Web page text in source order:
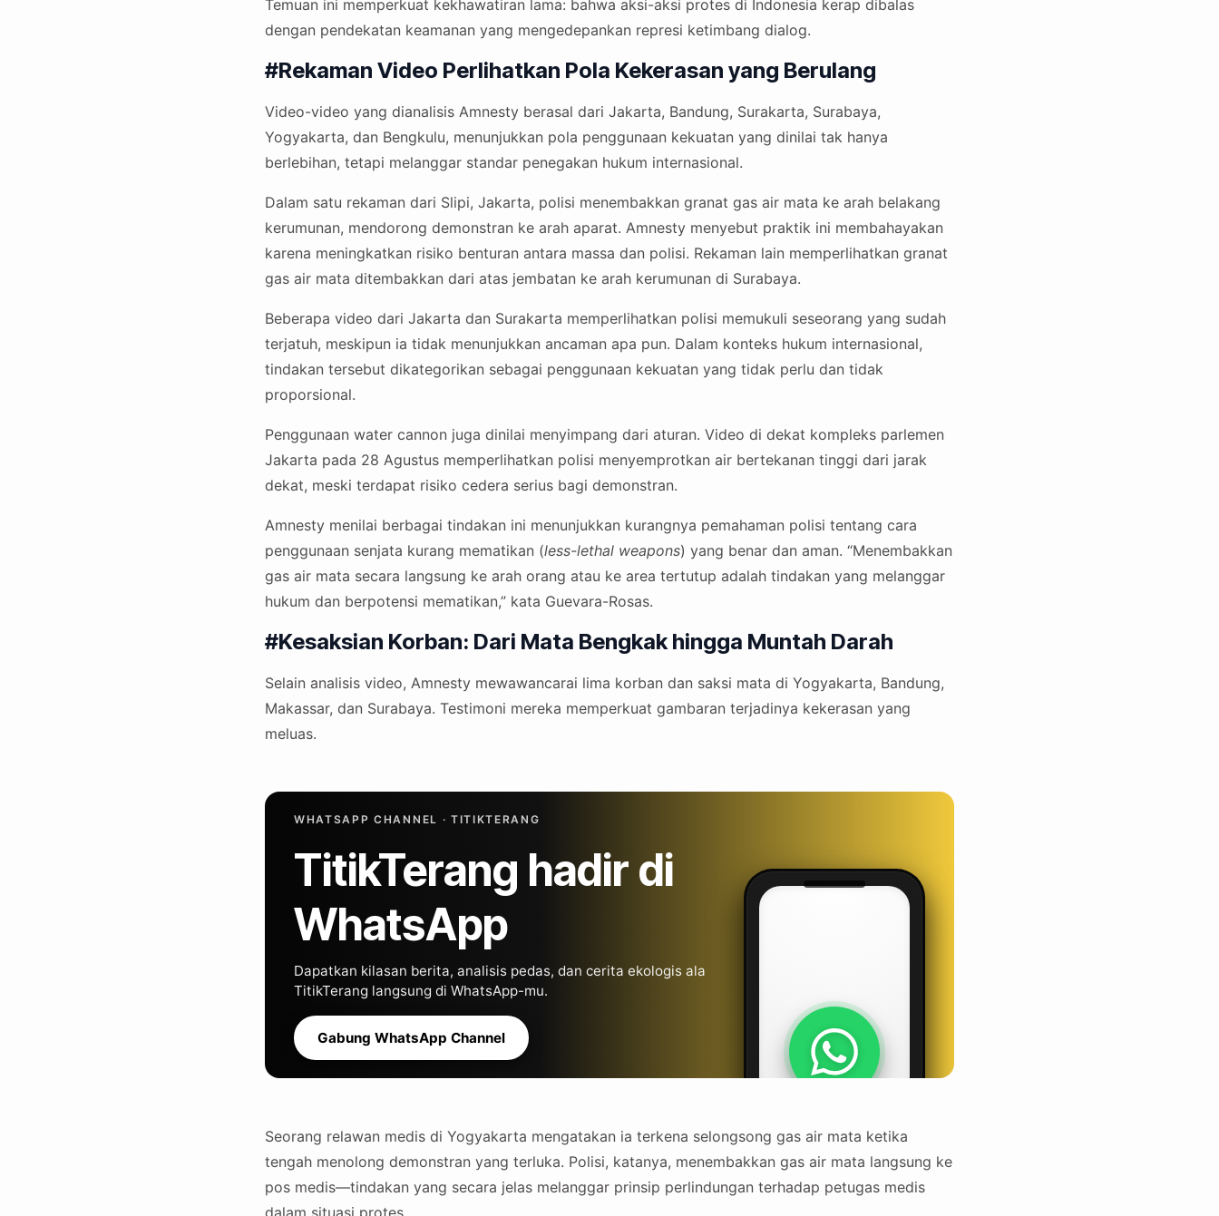
Temuan ini memperkuat kekhawatiran lama: bahwa aksi-aksi protes di Indonesia kerap dibalas
dengan pendekatan keamanan yang mengedepankan represi ketimbang dialog.
#Rekaman Video Perlihatkan Pola Kekerasan yang Berulang
Video-video yang dianalisis Amnesty berasal dari Jakarta, Bandung, Surakarta, Surabaya,
Yogyakarta, dan Bengkulu, menunjukkan pola penggunaan kekuatan yang dinilai tak hanya
berlebihan, tetapi melanggar standar penegakan hukum internasional.
Dalam satu rekaman dari Slipi, Jakarta, polisi menembakkan granat gas air mata ke arah belakang
kerumunan, mendorong demonstran ke arah aparat. Amnesty menyebut praktik ini membahayakan
karena meningkatkan risiko benturan antara massa dan polisi. Rekaman lain memperlihatkan granat
gas air mata ditembakkan dari atas jembatan ke arah kerumunan di Surabaya.
Beberapa video dari Jakarta dan Surakarta memperlihatkan polisi memukuli seseorang yang sudah
terjatuh, meskipun ia tidak menunjukkan ancaman apa pun. Dalam konteks hukum internasional,
tindakan tersebut dikategorikan sebagai penggunaan kekuatan yang tidak perlu dan tidak
proporsional.
Penggunaan water cannon juga dinilai menyimpang dari aturan. Video di dekat kompleks parlemen
Jakarta pada 28 Agustus memperlihatkan polisi menyemprotkan air bertekanan tinggi dari jarak
dekat, meski terdapat risiko cedera serius bagi demonstran.
Amnesty menilai berbagai tindakan ini menunjukkan kurangnya pemahaman polisi tentang cara
penggunaan senjata kurang mematikan (less-lethal weapons) yang benar dan aman. “Menembakkan
gas air mata secara langsung ke arah orang atau ke area tertutup adalah tindakan yang melanggar
hukum dan berpotensi mematikan,” kata Guevara-Rosas.
#Kesaksian Korban: Dari Mata Bengkak hingga Muntah Darah
Selain analisis video, Amnesty mewawancarai lima korban dan saksi mata di Yogyakarta, Bandung,
Makassar, dan Surabaya. Testimoni mereka memperkuat gambaran terjadinya kekerasan yang
meluas.
WHATSAPP CHANNEL · TITIKTERANG
TitikTerang hadir di
WhatsApp
Dapatkan kilasan berita, analisis pedas, dan cerita ekologis ala
TitikTerang langsung di WhatsApp-mu.
Gabung WhatsApp Channel
Seorang relawan medis di Yogyakarta mengatakan ia terkena selongsong gas air mata ketika
tengah menolong demonstran yang terluka. Polisi, katanya, menembakkan gas air mata langsung ke
pos medis—tindakan yang secara jelas melanggar prinsip perlindungan terhadap petugas medis